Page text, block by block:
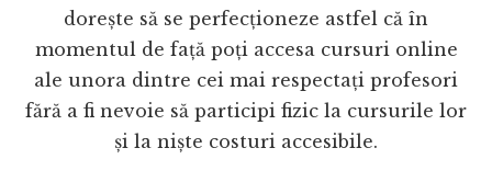
dorește să se perfecționeze astfel că în
momentul de față poți accesa cursuri online
ale unora dintre cei mai respectați profesori
fără a fi nevoie să participi fizic la cursurile lor
și la niște costuri accesibile.